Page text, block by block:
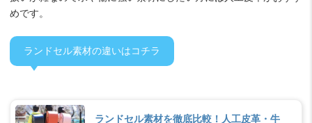
めです。
ランドセル素材の違いはコチラ
ランドセル素材を徹底比較！人工皮革・牛